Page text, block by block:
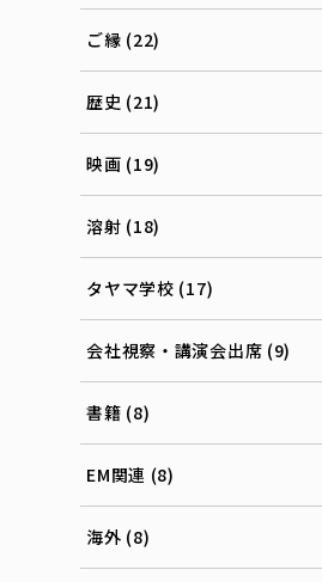
ご縁 (22)
歴史 (21)
映画 (19)
溶射 (18)
タヤマ学校 (17)
会社視察・講演会出席 (9)
書籍 (8)
EM関連 (8)
海外 (8)